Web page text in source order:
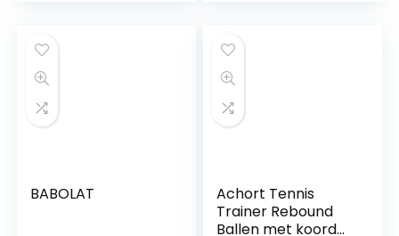
BABOLAT
Achort Tennis
Trainer Rebound
Ballen met koord